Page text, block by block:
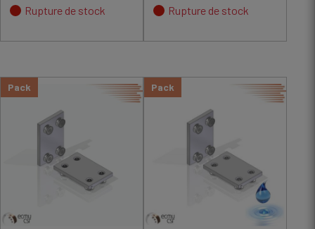
Rupture de stock Rupture de stock
Pack Pack